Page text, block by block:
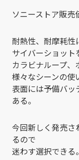
ソニーストア販売
耐熱性、耐摩耗性
サイバーショット
カラビナループ、
様々なシーンの使
表面には予備バッ
ある。
今回新しく発売さ
るので
迷わす選択できる。